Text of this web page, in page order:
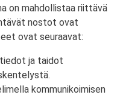
on mahdollistaa riittävä
nostot ovat
ovat seuraavat:
ja taidot
kommunikoimisen